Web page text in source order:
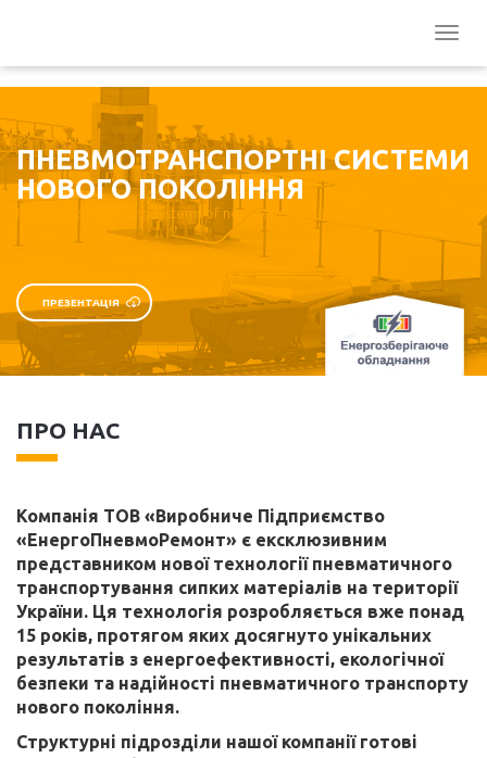
ПНЕВМОТРАНСПОРТНІ СИСТЕМИ
НОВОГО ПОКОЛІННЯ
Pneumatic conveying systems of new generation
ПРЕЗЕНТАЦІЯ
ПРО НАС
Компанія ТОВ «Виробниче Підприємство
«ЕнергоПневмоРемонт» є ексклюзивним
представником нової технології пневматичного
транспортування сипких матеріалів на території
України. Ця технологія розробляється вже понад
15 років, протягом яких досягнуто унікальних
результатів з енергоефективності, екологічної
безпеки та надійності пневматичного транспорту
нового покоління.
Структурні підрозділи нашої компанії готові